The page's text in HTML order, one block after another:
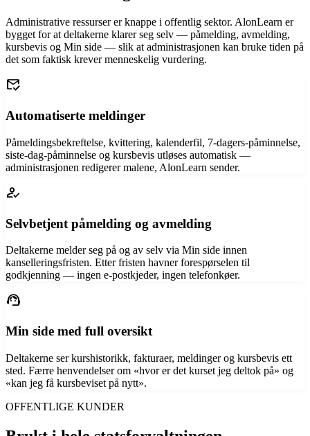
Administrative ressurser er knappe i offentlig sektor. AlonLearn er
bygget for at deltakerne klarer seg selv — påmelding, avmelding,
kursbevis og Min side — slik at administrasjonen kan bruke tiden på
det som faktisk krever menneskelig vurdering.
mark_email_read
Automatiserte meldinger
Påmeldingsbekreftelse, kvittering, kalenderfil, 7-dagers-påminnelse,
siste-dag-påminnelse og kursbevis utløses automatisk —
administrasjonen redigerer malene, AlonLearn sender.
how_to_reg
Selvbetjent påmelding og avmelding
Deltakerne melder seg på og av selv via Min side innen
kanselleringsfristen. Etter fristen havner forespørselen til
godkjenning — ingen e-postkjeder, ingen telefonkøer.
support_agent
Min side med full oversikt
Deltakerne ser kurshistorikk, fakturaer, meldinger og kursbevis ett
sted. Færre henvendelser om «hvor er det kurset jeg deltok på» og
«kan jeg få kursbeviset på nytt».
OFFENTLIGE KUNDER